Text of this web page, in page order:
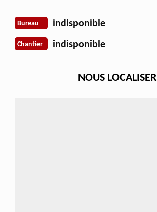
Bureau indisponible
Chantier indisponible
NOUS LOCALISER